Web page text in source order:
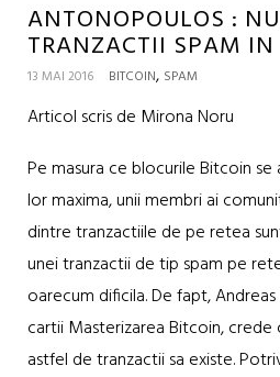
ANTONOPOULOS :
TRANZACTII SPAM
13 MAI 2016 BITCOIN, SPAM
Articol scris de Mirona Noru
Pe masura ce blocurile Bitcoin
lor maxima, unii membri ai
dintre tranzactiile de pe retea
unei tranzactii de tip spam pe
oarecum dificila. De fapt,
cartii Masterizarea Bitcoin, crede
astfel de tranzactii sa existe.